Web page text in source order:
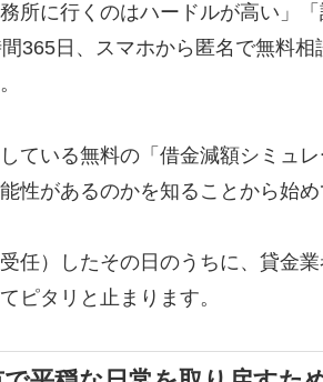
所に行くのはハードルが高い」
365日、スマホから匿名で無料
ている無料の「借金減額シミュ
性があるのかを知ることから始め
任）したその日のうちに、貸金
ピタリと止まります。